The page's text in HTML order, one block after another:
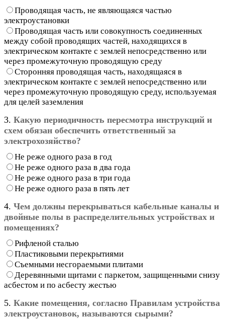
Проводящая часть, не являющаяся частью
электроустановки
Проводящая часть или совокупность соединенных
между собой проводящих частей, находящихся в
электрическом контакте с землей непосредственно или
через промежуточную проводящую среду
Сторонняя проводящая часть, находящаяся в
электрическом контакте с землей непосредственно или
через промежуточную проводящую среду, используемая
для целей заземления
3. Какую периодичность пересмотра инструкций и
схем обязан обеспечить ответственный за
электрохозяйство?
Не реже одного раза в год
Не реже одного раза в два года
Не реже одного раза в три года
Не реже одного раза в пять лет
4. Чем должны перекрываться кабельные каналы и
двойные полы в распределительных устройствах и
помещениях?
Рифленой сталью
Пластиковыми перекрытиями
Съемными несгораемыми плитами
Деревянными щитами с паркетом, защищенными снизу
асбестом и по асбесту жестью
5. Какие помещения, согласно Правилам устройства
электроустановок, называются сырыми?